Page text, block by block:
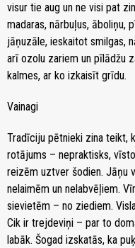
visur tie aug un ne visi pat
madaras, nārbuļus, āboliņu,
jāņuzāle, ieskaitot smilgas,
arī ozolu zariem un pīlādžu
kalmes, ar ko izkaisīt grīdu.
Vainagi
Tradīciju pētnieki zina teikt,
rotājums – nepraktisks,
reizēm uztver šodien. Jāņu
nelaimēm un nelabvēļiem.
sievietēm – no ziediem.
Cik ir trejdeviņi – par to
labāk. Šogad izskatās, ka